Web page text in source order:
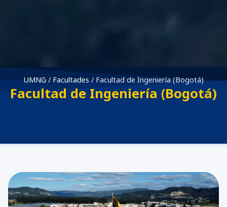
UMNG / Facultades / Facultad de Ingeniería (Bogotá)
Facultad de Ingeniería (Bogotá)